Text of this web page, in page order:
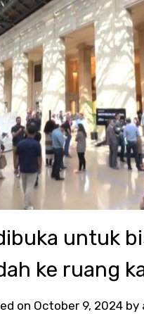
untuk
ke ruang
on October 9, 2024 by